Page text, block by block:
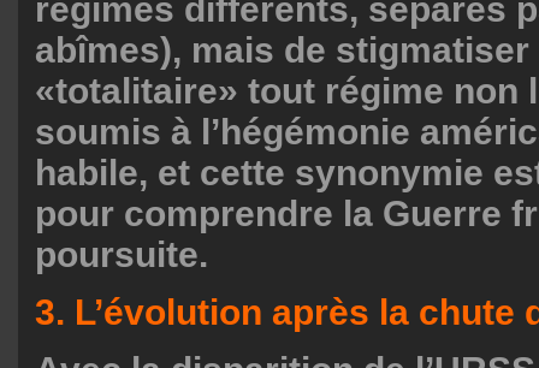
régimes différents, séparés
abîmes), mais de
«totalitaire» tout régime non
soumis à l’hégémonie
habile, et cette synonymie
pour comprendre la Guerre
poursuite.
3. L’évolution après la chute